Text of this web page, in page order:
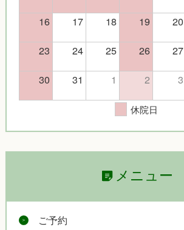
16
17 18 19 20
23
24 25 26 27
30
31 1 2 3
休院日
メニュー
ご予約